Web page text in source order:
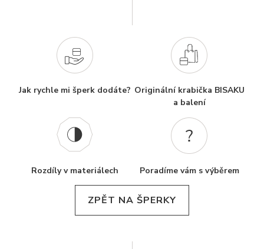
Jak rychle mi šperk dodáte? Originální krabička BISAKU
a balení
Rozdíly v materiálech Poradíme vám s výběrem
ZPĚT NA ŠPERKY